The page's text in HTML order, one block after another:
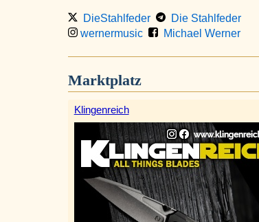
DieStahlfeder
Die Stahlfeder
wernermusic
Michael Werner
Marktplatz
Klingenreich